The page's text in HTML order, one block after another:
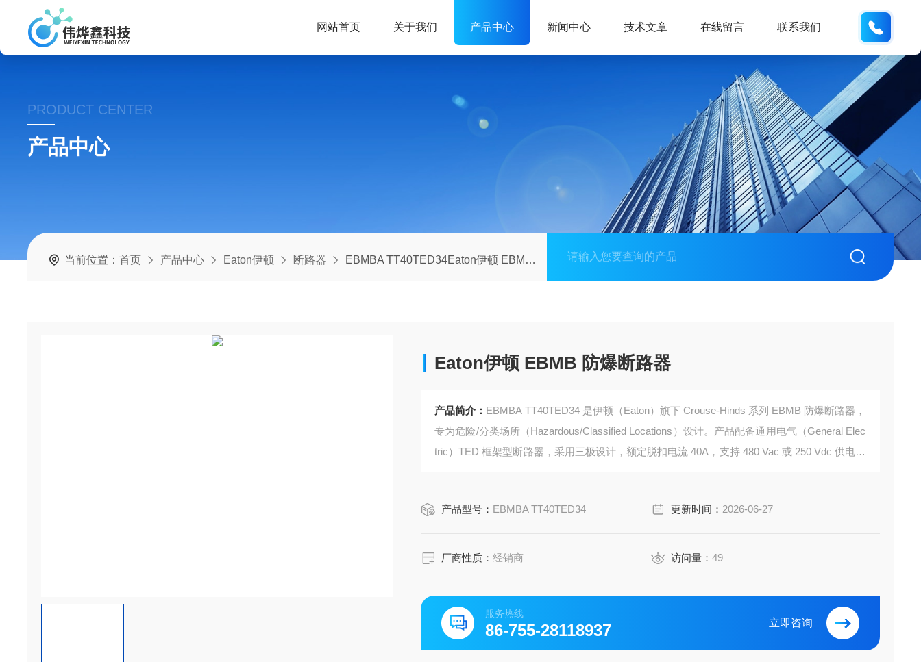
网站首页 关于我们 产品中心 新闻中心 技术文章 在线留言 联系我们
PRODUCT CENTER
产品中心
当前位置：首页 产品中心 Eaton伊顿 断路器 EBMBA TT40TED34Eaton伊顿 EBMB 防爆断路器
Eaton伊顿 EBMB 防爆断路器
产品简介： EBMBA TT40TED34 是伊顿（Eaton）旗下 Crouse-Hinds 系列 EBMB 防爆断路器，
专为危险/分类场所（Hazardous/Classified Locations）设计。产品配备通用电气（General Elec
tric）TED 框架型断路器，采用三极设计，额定脱扣电流 40A，支持 480 Vac 或 250 Vdc 供电。
产品型号： EBMBA TT40TED34 更新时间： 2026-06-27
厂商性质：经销商 访问量： 49
服务热线
86-755-28118937 立即咨询